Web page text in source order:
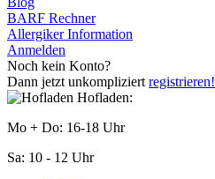
BARF Rechner
Allergiker Information
Anmelden
Noch kein Konto?
Dann jetzt unkompliziert registrieren!
Hofladen:
Mo + Do: 16-18 Uhr
Sa: 10 - 12 Uhr